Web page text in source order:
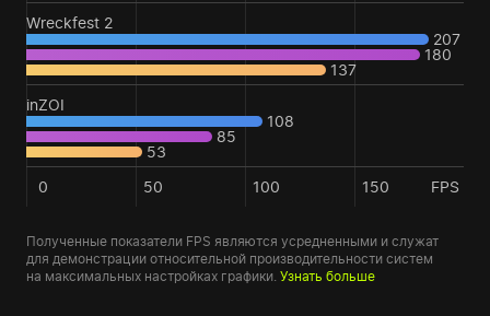
Wreckfest 2
207
180
137
inZOI
108
85
53
0
50 100 150 FPS
Полученные показатели FPS являются усредненными и служат
для демонстрации относительной производительности систем
на максимальных настройках графики. Узнать больше